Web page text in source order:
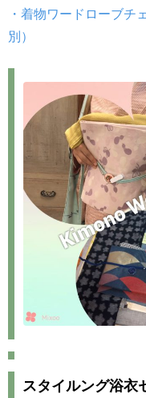
・着物ワードロー
別）
スタイルング浴